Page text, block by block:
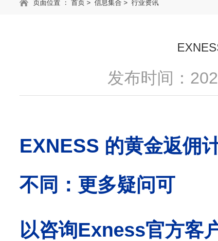
页面位置 ： 首页 > 信息集合 > 行业资讯
发布时间：
EXNESS 的黄金返佣
不同 ：更多疑问可
以咨询Exness官方客